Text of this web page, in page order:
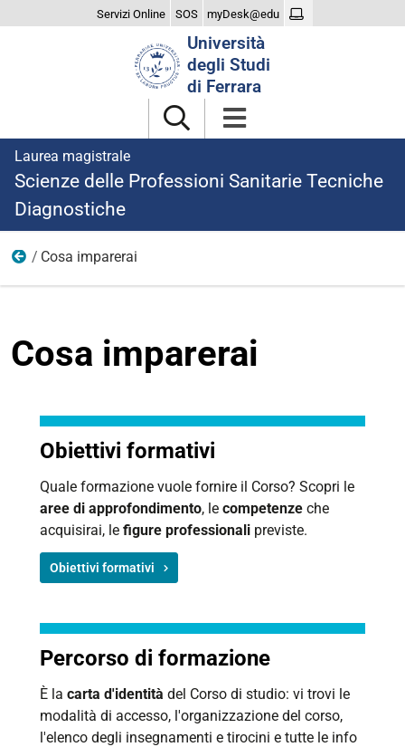
Servizi Online SOS myDesk@edu
Università
degli Studi
di Ferrara
Laurea magistrale
Scienze delle Professioni Sanitarie Tecniche
Diagnostiche
Il Corso
Cosa imparerai
Cosa imparerai
Obiettivi formativi
Quale formazione vuole fornire il Corso? Scopri le
aree di approfondimento, le competenze che
acquisirai, le figure professionali previste.
Obiettivi formativi
Percorso di formazione
È la carta d'identità del Corso di studio: vi trovi le
modalità di accesso, l'organizzazione del corso,
l'elenco degli insegnamenti e tirocini e tutte le info